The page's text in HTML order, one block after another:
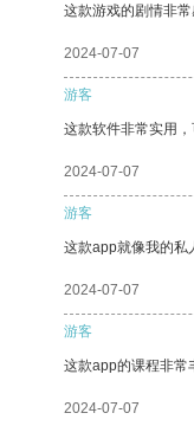
这款游戏的剧情非常
2024-07-07
游客
这款软件非常实用
2024-07-07
游客
这款app就像我的私
2024-07-07
游客
这款app的课程非常
2024-07-07